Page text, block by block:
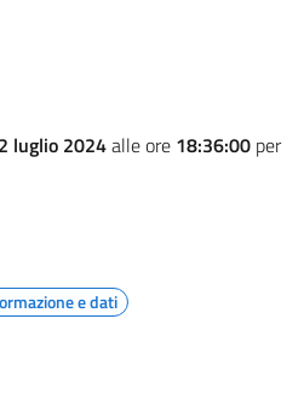
luglio 2024alle ore 18:36:00 per
e dati